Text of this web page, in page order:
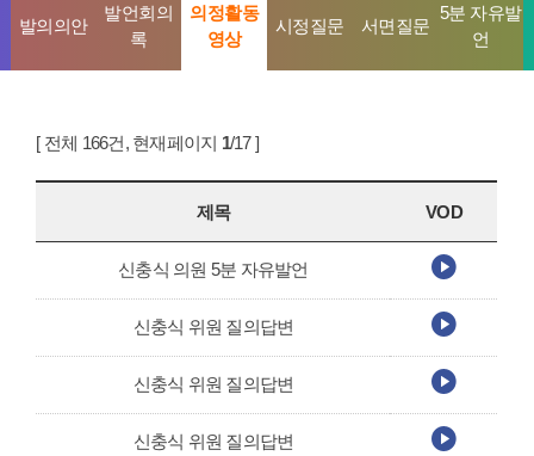
발의의안
발언회의
록
의정활동
영상
시정질문 서면질문
5분 자유발
언
[ 전체 166건, 현재페이지 1/17 ]
제목 VOD
신충식 의원 5분 자유발언
신충식 위원 질의답변
신충식 위원 질의답변
신충식 위원 질의답변